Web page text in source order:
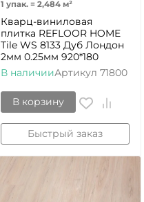
1 упак. = 2,484 м²
Кварц-виниловая
плитка REFLOOR HOME
Tile WS 8133 Дуб Лондон
2мм 0.25мм 920*180
В наличииАртикул 71800
В корзину
Быстрый заказ